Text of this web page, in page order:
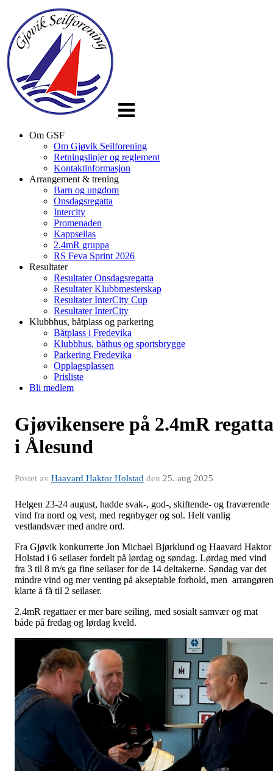
Om GSF
Om Gjøvik Seilforening
Retningslinjer og reglement
Kontaktinformasjon
Arrangement & trening
Barn og ungdom
Onsdagsregatta
Intercity
Promenaden
Kappseilas
2.4mR gruppa
RS Feva Sprint 2026
Resultater
Resultater Onsdagsregatta
Resultater Klubbmesterskap
Resultater InterCity Cup
Resultater InterCity
Klubbhus, båtplass og parkering
Båtplass i Fredevika
Klubbhus, båthus og sportsbrygge
Parkering Fredevika
Opplagsplassen
Prisliste
Bli medlem
Gjøvikensere på 2.4mR regatta
i Ålesund
Postet av Haavard Haktor Holstad den 25. aug 2025
Helgen 23-24 august, hadde svak-, god-, skiftende- og fraværende
vind fra nord og vest, med regnbyger og sol. Helt vanlig
vestlandsvær med andre ord.
Fra Gjøvik konkurrerte Jon Michael Bjørklund og Haavard Haktor
Holstad i 6 seilaser fordelt på lørdag og søndag. Lørdag med vind
fra 3 til 8 m/s ga fine seilaser for de 14 deltakerne. Søndag var det
mindre vind og mer venting på akseptable forhold, men
klarte å få til 2 seilaser.
2.4mR regattaer er mer bare seiling, med sosialt samvær og mat
både på fredag og lørdag kveld.